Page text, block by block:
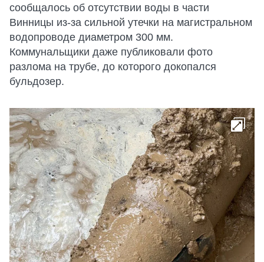
сообщалось об отсутствии воды в части
Винницы из-за сильной утечки на магистральном
водопроводе диаметром 300 мм.
Коммунальщики даже публиковали фото
разлома на трубе, до которого докопался
бульдозер.